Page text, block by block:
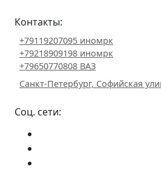
Контакты:
+79119207095 иномрк
+79218909198 иномрк
+79650770808 ВАЗ
Санкт-Петербург, Софийская
Соц. сети: